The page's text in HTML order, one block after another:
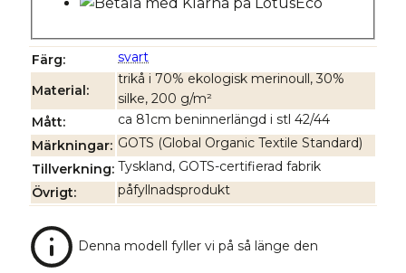
Färg svart
Material
trikå i 70% ekologisk merinoull, 30%
silke, 200 g/m²
Mått
ca 81cm beninnerlängd i stl 42/44
Märkningar GOTS (Global Organic Textile Standard)
Tillverkning Tyskland, GOTS-certifierad fabrik
Övrigt
påfyllnadsprodukt
Denna modell fyller vi på så länge den